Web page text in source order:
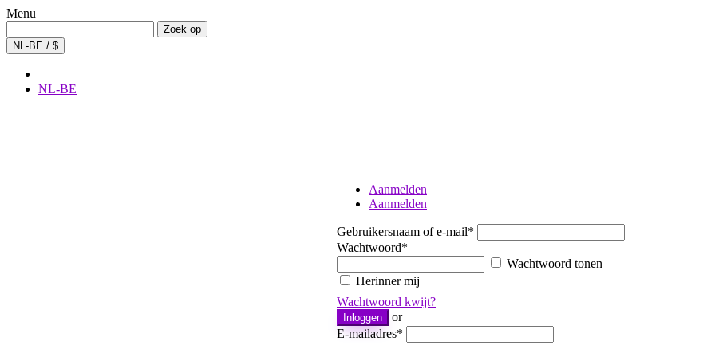
Menu
Zoek op
NL-BE / $
NL-BE
Aanmelden
Aanmelden
Gebruikersnaam of e-mail*
Wachtwoord*
Wachtwoord tonen
Herinner mij
Wachtwoord kwijt?
Inloggen
or
E-mailadres*